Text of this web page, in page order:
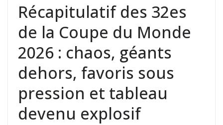
Récapitulatif des 32es
de la Coupe du Monde
2026 : chaos, géants
dehors, favoris sous
pression et tableau
devenu explosif